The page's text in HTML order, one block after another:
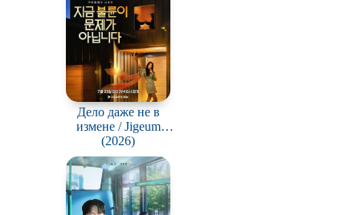
Дело даже не в
измене / Jigeum
bullyuni munjega
animnida
(2026)